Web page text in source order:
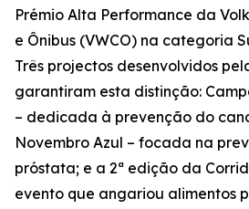
Prémio Alta Performance da
e Ônibus (VWCO) na categoria
Três projectos desenvolvidos
garantiram esta distinção:
– dedicada à prevenção do
Novembro Azul – focada na
próstata; e a 2ª edição da
evento que angariou alimentos